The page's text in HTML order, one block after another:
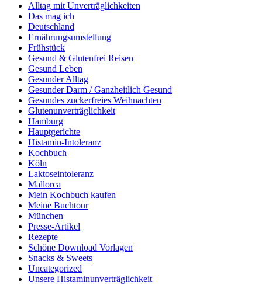
Alltag mit Unverträglichkeiten
Das mag ich
Deutschland
Ernährungsumstellung
Frühstück
Gesund & Glutenfrei Reisen
Gesund Leben
Gesunder Alltag
Gesunder Darm / Ganzheitlich Gesund
Gesundes zuckerfreies Weihnachten
Glutenunverträglichkeit
Hamburg
Hauptgerichte
Histamin-Intoleranz
Kochbuch
Köln
Laktoseintoleranz
Mallorca
Mein Kochbuch kaufen
Meine Buchtour
München
Presse-Artikel
Rezepte
Schöne Download Vorlagen
Snacks & Sweets
Uncategorized
Unsere Histaminunverträglichkeit